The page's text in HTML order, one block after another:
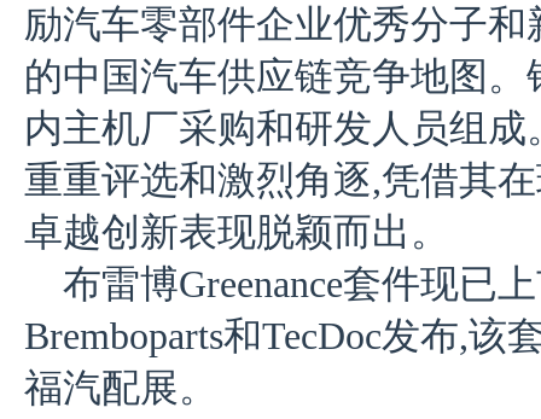
励汽车零部件企业优秀分子
的中国汽车供应链竞争地图
内主机厂采购和研发人员组成
重重评选和激烈角逐,凭借其
卓越创新表现脱颖而出。
布雷博Greenance套件现已
Bremboparts和TecDoc发布,该
福汽配展。